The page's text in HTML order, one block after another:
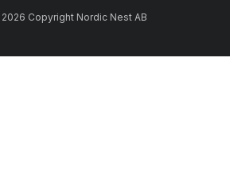
Copyright Nordic Nest AB